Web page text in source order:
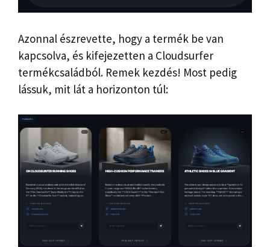
Azonnal észrevette, hogy a termék be van
kapcsolva, és kifejezetten a Cloudsurfer
termékcsaládból. Remek kezdés! Most pedig
lássuk, mit lát a horizonton túl: